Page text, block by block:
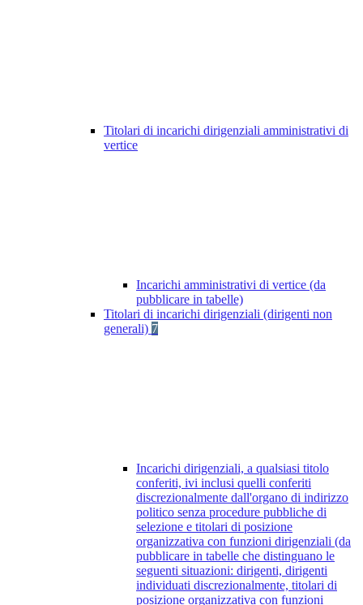
Titolari di incarichi dirigenziali amministrativi di
vertice
Incarichi amministrativi di vertice (da
pubblicare in tabelle)
Titolari di incarichi dirigenziali (dirigenti non
generali) 7
Incarichi dirigenziali, a qualsiasi titolo
conferiti, ivi inclusi quelli conferiti
discrezionalmente dall'organo di indirizzo
politico senza procedure pubbliche di
selezione e titolari di posizione
organizzativa con funzioni dirigenziali (da
pubblicare in tabelle che distinguano le
seguenti situazioni: dirigenti, dirigenti
individuati discrezionalmente, titolari di
posizione organizzativa con funzioni